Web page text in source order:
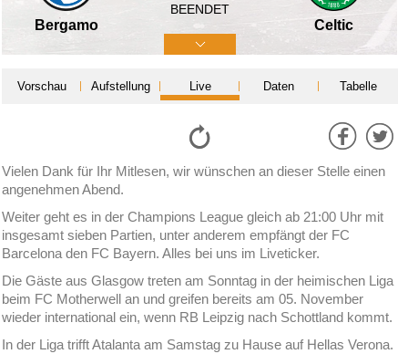
Bergamo
BEENDET
Celtic
Vorschau Aufstellung Live Daten Tabelle
Vielen Dank für Ihr Mitlesen, wir wünschen an dieser Stelle einen
angenehmen Abend.
Weiter geht es in der Champions League gleich ab 21:00 Uhr mit
insgesamt sieben Partien, unter anderem empfängt der FC
Barcelona den FC Bayern. Alles bei uns im Liveticker.
Die Gäste aus Glasgow treten am Sonntag in der heimischen Liga
beim FC Motherwell an und greifen bereits am 05. November
wieder international ein, wenn RB Leipzig nach Schottland kommt.
In der Liga trifft Atalanta am Samstag zu Hause auf Hellas Verona.